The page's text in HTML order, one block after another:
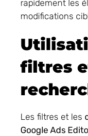
rapidement les
modifications
filtres
Les filtres et les
Google Ads